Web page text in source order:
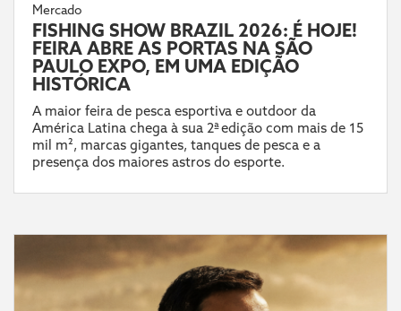
Mercado
FISHING SHOW BRAZIL 2026: É HOJE!
FEIRA ABRE AS PORTAS NA SÃO
PAULO EXPO, EM UMA EDIÇÃO
HISTÓRICA
A maior feira de pesca esportiva e outdoor da
América Latina chega à sua 2ª edição com mais de 15
mil m², marcas gigantes, tanques de pesca e a
presença dos maiores astros do esporte.